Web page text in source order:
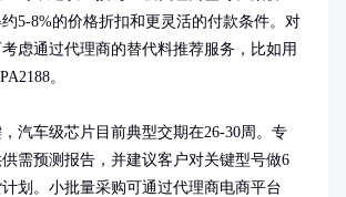
5-8%的价格折扣和更灵活的付款条件。对
虑通过代理商的替代料推荐服务，比如用
。
汽车级芯片目前典型交期在26-30周。专
需预测报告，并建议客户对关键型号做6
划。小批量采购可通过代理商电商平台